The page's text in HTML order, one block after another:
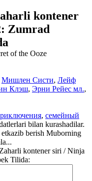
kontener
Zumrad
of the Ooze
Мишлен Систи, Лейф
Клэш, Эрни Рейес мл.,
, семейный
bilan kurashadilar.
berish Muborning
kontener siri / Ninja
Tilida: